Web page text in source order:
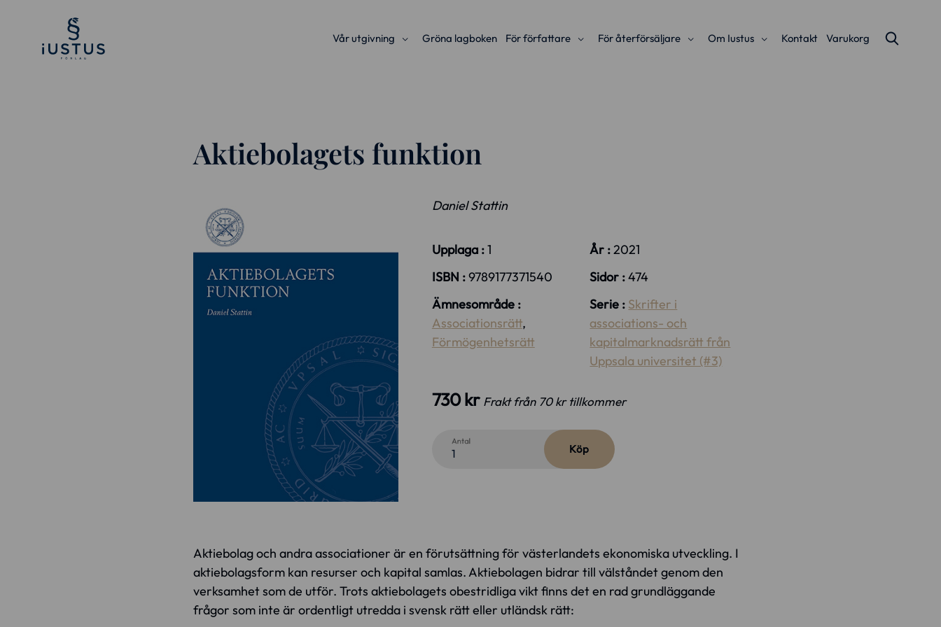
Vår utgivning Gröna lagboken För författare För återförsäljare Om Iustus Kontakt Varukorg
Aktiebolagets funktion
Daniel Stattin
Upplaga :1 År :2021
ISBN :9789177371540 Sidor :474
Ämnesområde :
Associationsrätt,
Förmögenhetsrätt
Serie : Skrifter i
associations- och
kapitalmarknadsrätt från
Uppsala universitet (#3)
730 kr Frakt från 70 kr tillkommer
Antal
Köp
Aktiebolag och andra associationer är en förutsättning för västerlandets ekonomiska utveckling. I
aktiebolagsform kan resurser och kapital samlas. Aktiebolagen bidrar till välståndet genom den
verksamhet som de utför. Trots aktiebolagets obestridliga vikt finns det en rad grundläggande
frågor som inte är ordentligt utredda i svensk rätt eller utländsk rätt: